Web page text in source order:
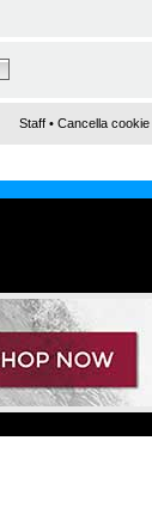
Staff • Cancella cookie